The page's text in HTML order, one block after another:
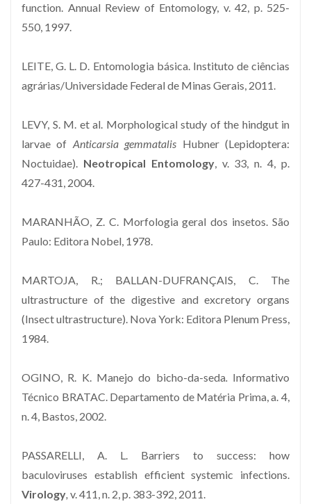
function. Annual Review of Entomology, v. 42, p. 525-
550, 1997.
LEITE, G. L. D. Entomologia básica. Instituto de ciências
agrárias/Universidade Federal de Minas Gerais, 2011.
LEVY, S. M. et al. Morphological study of the hindgut in
larvae of Anticarsia gemmatalis Hubner (Lepidoptera:
Noctuidae). Neotropical Entomology, v. 33, n. 4, p.
427-431, 2004.
MARANHÃO, Z. C. Morfologia geral dos insetos. São
Paulo: Editora Nobel, 1978.
MARTOJA, R.; BALLAN-DUFRANÇAIS, C. The
ultrastructure of the digestive and excretory organs
(Insect ultrastructure). Nova York: Editora Plenum Press,
1984.
OGINO, R. K. Manejo do bicho-da-seda.Informativo
Técnico BRATAC. Departamento de Matéria Prima, a. 4,
n. 4, Bastos, 2002.
PASSARELLI, A. L. Barriers to success: how
baculoviruses establish efficient systemic infections.
Virology, v. 411, n. 2, p. 383-392, 2011.